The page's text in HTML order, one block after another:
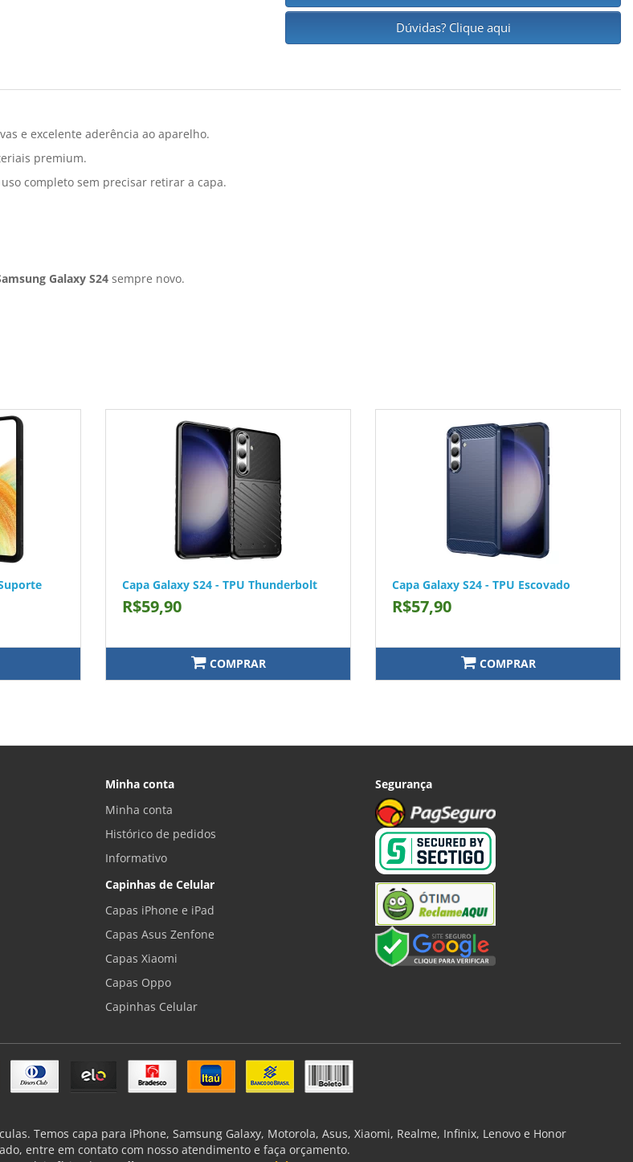
Dúvidas? Clique aqui
e excelente aderência ao aparelho.
premium.
completo sem precisar retirar a capa.
Galaxy S24 sempre novo.
Capa Galaxy S24 - TPU Thunderbolt
R$59,90
COMPRAR
Capa Galaxy S24 - TPU Escovado
R$57,90
COMPRAR
Minha conta
Minha conta
Histórico de pedidos
Informativo
Capinhas de Celular
Capas iPhone e iPad
Capas Asus Zenfone
Capas Xiaomi
Capas Oppo
Capinhas Celular
Segurança
Temos capa para iPhone, Samsung Galaxy, Motorola, Asus, Xiaomi, Realme, Infinix, Lenovo e Honor
entre em contato com nosso atendimento e faça orçamento.